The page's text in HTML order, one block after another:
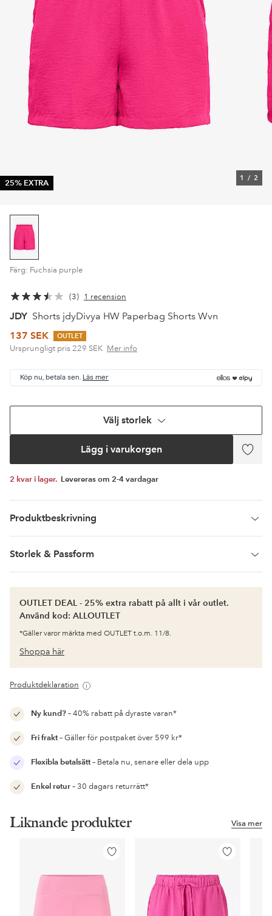
25% EXTRA
1 / 2
Färg: Fuchsia purple
3 1 recension
JDY Shorts jdyDivya HW Paperbag Shorts Wvn
137 SEK
OUTLET
Ursprungligt pris 229 SEK Mer info
Köp nu, betala sen. Läs mer
Välj storlek
Lägg i varukorgen
Lägg
2 kvar i lager. Levereras om 2-4 vardagar
Produktbeskrivning
Storlek & Passform
OUTLET DEAL - 25% extra rabatt på allt i vår outlet.
Använd kod: ALLOUTLET
*Gäller varor märkta med OUTLET t.o.m. 11/8.
Shoppa här
Produktdeklaration
Ny kund?– 40% rabatt på dyraste varan*
Fri frakt– Gäller för postpaket över 599 kr*
Flexibla betalsätt– Betala nu, senare eller dela upp
Enkel retur– 30 dagars returrätt*
Visa mer
Liknande produkter
Lägg
Lägg